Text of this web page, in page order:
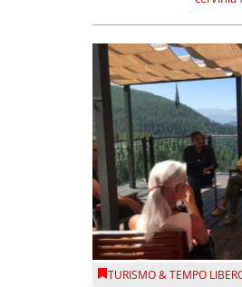
TURISMO & TEMPO